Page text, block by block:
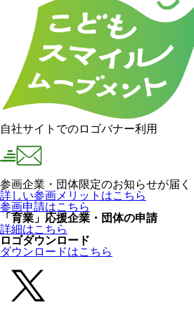
自社サイトでのロゴバナー利用
参画企業・団体限定のお知らせが届く
詳しい参画メリットはこちら
参画申請はこちら
「育業」応援企業・団体の申請
詳細はこちら
ロゴダウンロード
ダウンロードはこちら